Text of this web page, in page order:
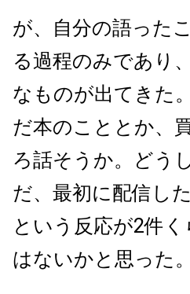
が、自分の語った
る過程のみであり
なものが出てきた
だ本のこととか、
ろ話そうか。どう
だ、最初に配信し
という反応が2件
はないかと思った。